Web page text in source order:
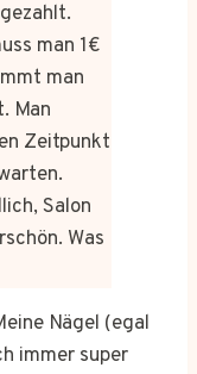
man 1€
man
Man
Zeitpunkt
Salon
Was
Nägel (egal
immer super